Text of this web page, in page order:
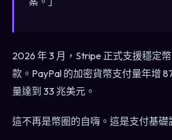
2026 年 3 月，Stripe 正式支援穩定
款。PayPal 的加密貨幣支付量年增
量達到 33 兆美元。
這不再是幣圈的自嗨。這是支付基礎